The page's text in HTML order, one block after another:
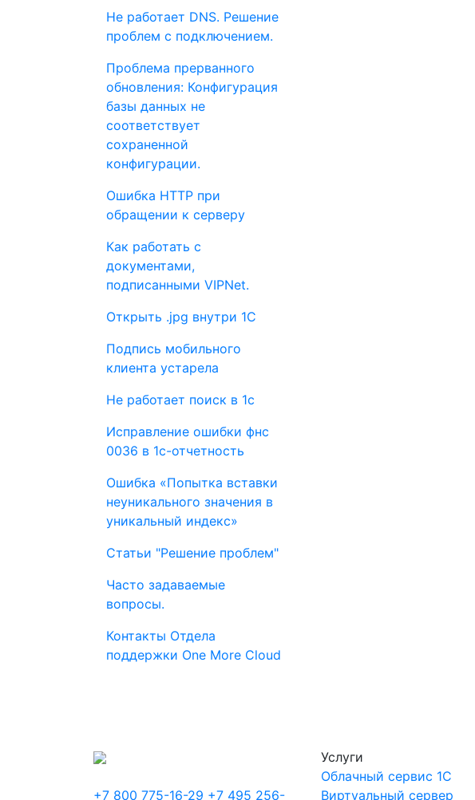
Не работает DNS. Решение
проблем с подключением.
Проблема прерванного
обновления: Конфигурация
базы данных не
соответствует
сохраненной
конфигурации.
Ошибка HTTP при
обращении к серверу
Как работать с
документами,
подписанными VIPNet.
Открыть .jpg внутри 1С
Подпись мобильного
клиента устарела
Не работает поиск в 1с
Исправление ошибки фнс
0036 в 1с-отчетность
Ошибка «Попытка вставки
неуникального значения в
уникальный индекс»
Статьи "Решение проблем"
Часто задаваемые
вопросы.
Контакты Отдела
поддержки One More Cloud
+7 800 775-16-29 +7 495 256-
Услуги
Облачный сервис 1С
Виртуальный сервер